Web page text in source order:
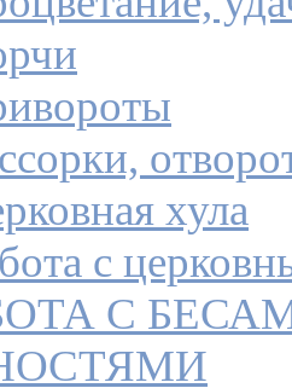
хула
с
С